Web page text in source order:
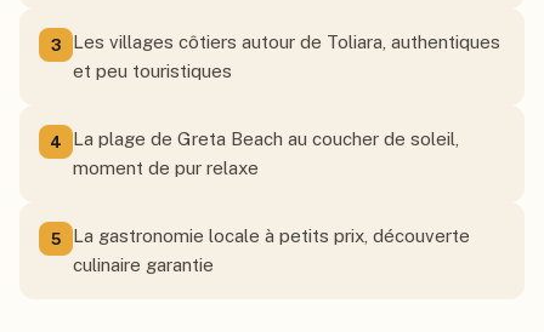
3
Les villages côtiers autour de Toliara, authentiques
et peu touristiques
4
La plage de Greta Beach au coucher de soleil,
moment de pur relaxe
5
La gastronomie locale à petits prix, découverte
culinaire garantie